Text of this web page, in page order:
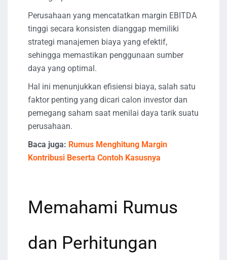
Perusahaan yang mencatatkan margin EBITDA
tinggi secara konsisten dianggap memiliki
strategi manajemen biaya yang efektif,
sehingga memastikan penggunaan sumber
daya yang optimal.
Hal ini menunjukkan efisiensi biaya, salah satu
faktor penting yang dicari calon investor dan
pemegang saham saat menilai daya tarik suatu
perusahaan.
Baca juga: Rumus Menghitung Margin
Kontribusi Beserta Contoh Kasusnya
Memahami Rumus
dan Perhitungan